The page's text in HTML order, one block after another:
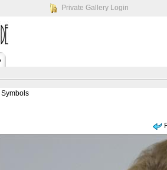
Private Gallery Login
Symbols